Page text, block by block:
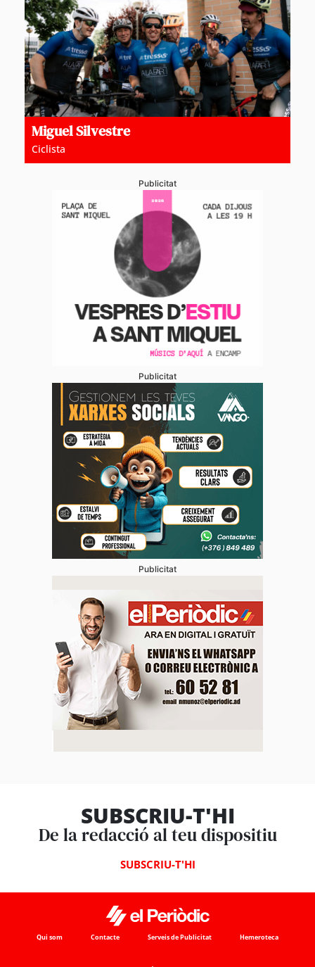
Miguel Silvestre
Ciclista
Publicitat
Publicitat
Publicitat
SUBSCRIU-T'HI
De la redacció al teu dispositiu
SUBSCRIU-T'HI
Qui som Contacte Serveis de Publicitat Hemeroteca